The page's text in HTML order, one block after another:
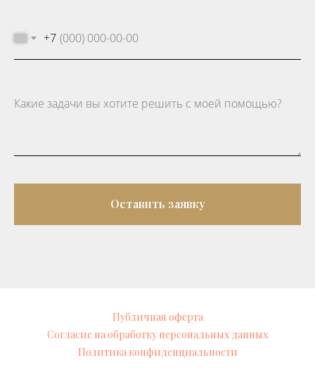
+7
Оставить заявку
Публичная оферта
Согласие на обработку персональных данных
Политика конфиденциальности